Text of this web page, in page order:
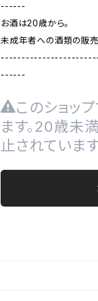
------
お酒は20歳から。
未成年者への酒類の販
------
このショッ
ます。20歳未
止されています